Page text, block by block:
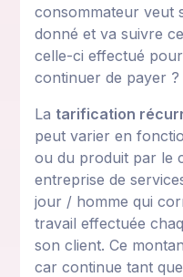
consommateur veut
donné et va suivre
celle-ci effectué
continuer de payer ?
La tarification
peut varier en
ou du produit par le
entreprise de
jour / homme qui
travail effectuée
son client. Ce
car continue tant